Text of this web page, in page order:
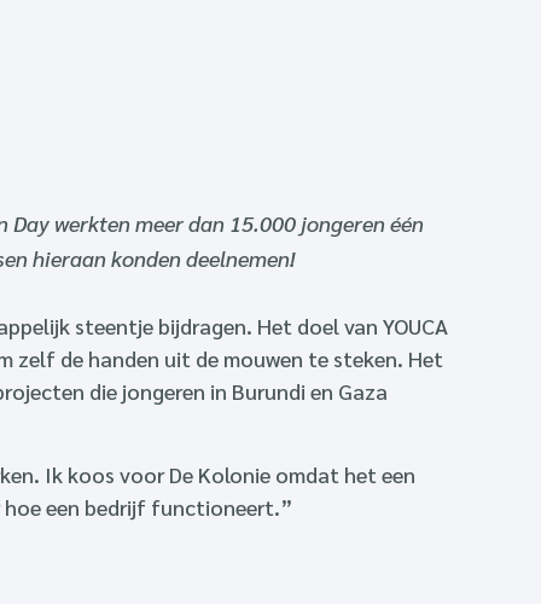
Day werkten meer dan 15.000 jongeren één
hieraan konden deelnemen!
steentje bijdragen. Het doel van YOUCA
zelf de handen uit de mouwen te steken. Het
die jongeren in Burundi en Gaza
Ik koos voor De Kolonie omdat het een
hoe een bedrijf functioneert.”